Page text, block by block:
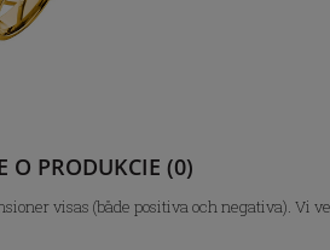
O PRODUKCIE (0)
visas (både positiva och negativa). Vi